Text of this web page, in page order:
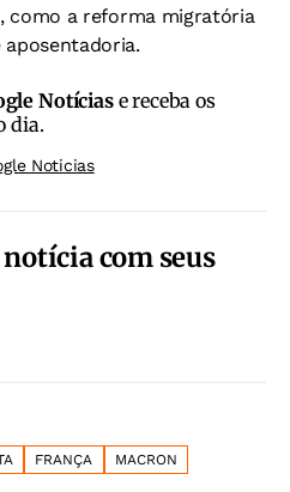
como a reforma migratória
Notíciase receba os
dia.
Noticias
com seus
FRANÇA
MACRON